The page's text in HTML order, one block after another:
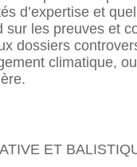
d’expertise et
les preuves et
dossiers
climatique,
ET